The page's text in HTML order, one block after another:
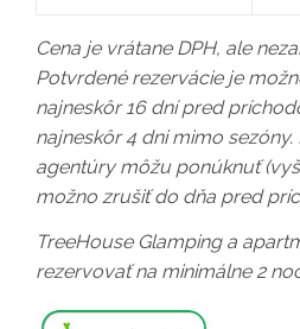
Cena je vrátane DPH, ale
Potvrdené rezervácie je
najneskôr 16 dní pred
najneskôr 4 dni mimo
agentúry môžu ponúknuť
možno zrušiť do dňa pred
TreeHouse Glamping a
rezervovať na minimálne 2